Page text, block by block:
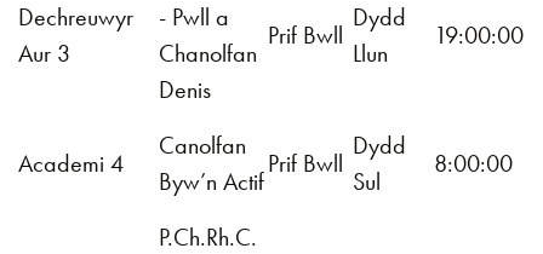
Dechreuwyr
Aur 3
- Pwll a
Chanolfan
Denis
Prif Bwll
Dydd
Llun
19:00:00
Academi 4
Canolfan
Byw’n Actif
Prif Bwll
Dydd
Sul
8:00:00
P.Ch.Rh.C.